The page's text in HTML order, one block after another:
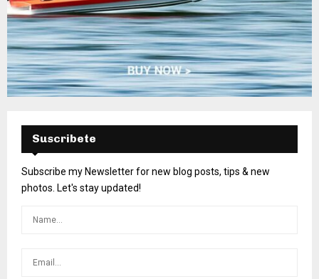
Suscribete
Subscribe my Newsletter for new blog posts, tips & new
photos. Let's stay updated!